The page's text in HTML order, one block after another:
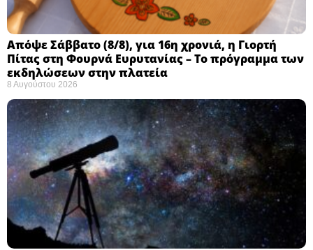
Απόψε Σάββατο (8/8), για 16η χρονιά, η Γιορτή
Πίτας στη Φουρνά Ευρυτανίας – Το πρόγραμμα των
εκδηλώσεων στην πλατεία
8 Αυγούστου 2026